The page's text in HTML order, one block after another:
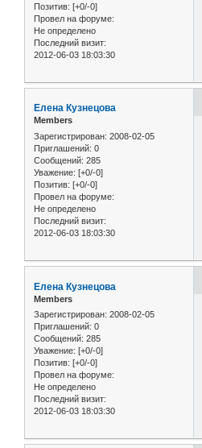
Позитив: [+0/-0]
Провел на форуме:
Не определено
Последний визит:
2012-06-03 18:03:30
Елена Кузнецова
Members
Зарегистрирован: 2008-02-05
Приглашений: 0
Сообщений: 285
Уважение: [+0/-0]
Позитив: [+0/-0]
Провел на форуме:
Не определено
Последний визит:
2012-06-03 18:03:30
Елена Кузнецова
Members
Зарегистрирован: 2008-02-05
Приглашений: 0
Сообщений: 285
Уважение: [+0/-0]
Позитив: [+0/-0]
Провел на форуме:
Не определено
Последний визит:
2012-06-03 18:03:30